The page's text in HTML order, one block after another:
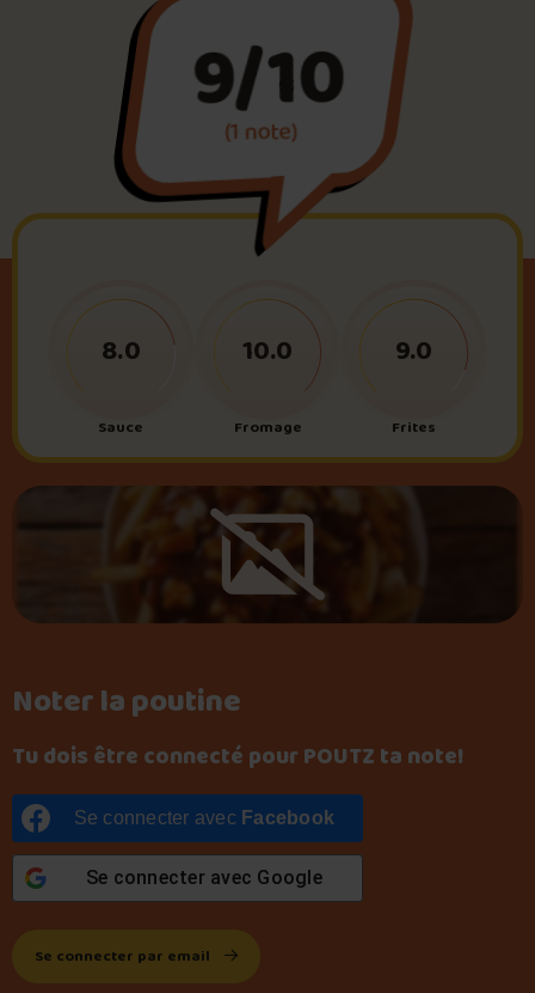
Foire aux questions
Me connecter
9/10
(1 note)
Noter la poutine
Tu dois être connecté pour POUTZ ta note!
Se connecter avec Facebook
Se connecter avec Google
Se connecter par email
Sauce
8.0
Fromage
10.0
Frites
9.0